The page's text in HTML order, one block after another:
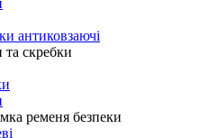
антиковзаючі
та скребки
ременя безпеки